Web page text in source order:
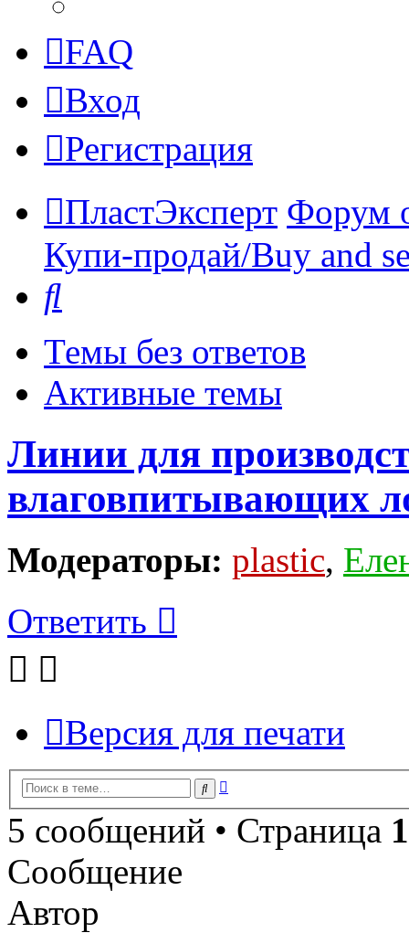
FAQ
Вход
Регистрация
ПластЭксперт Форум
Купи-продай/Buy and
Темы без ответов
Активные темы
Линии для
влаговпитывающих
Модераторы: plastic,
Ответить
Версия для печати
Поиск
5 сообщений • Страница 1
Сообщение
Автор